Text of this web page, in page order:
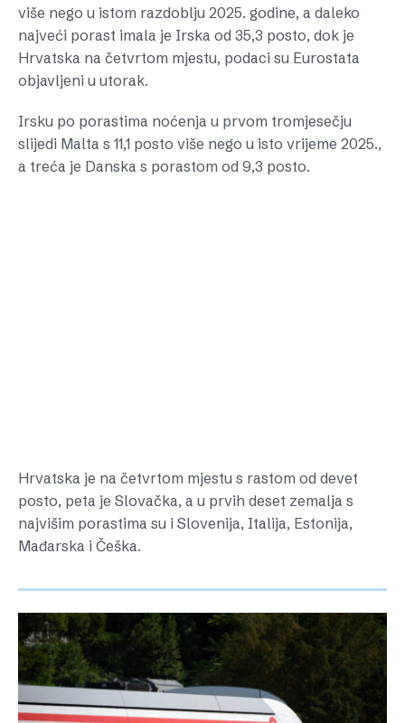
više nego u istom razdoblju 2025. godine, a daleko
najveći porast imala je Irska od 35,3 posto, dok je
Hrvatska na četvrtom mjestu, podaci su Eurostata
objavljeni u utorak.
Irsku po porastima noćenja u prvom tromjesečju
slijedi Malta s 11,1 posto više nego u isto vrijeme 2025.,
a treća je Danska s porastom od 9,3 posto.
Hrvatska je na četvrtom mjestu s rastom od devet
posto, peta je Slovačka, a u prvih deset zemalja s
najvišim porastima su i Slovenija, Italija, Estonija,
Mađarska i Češka.